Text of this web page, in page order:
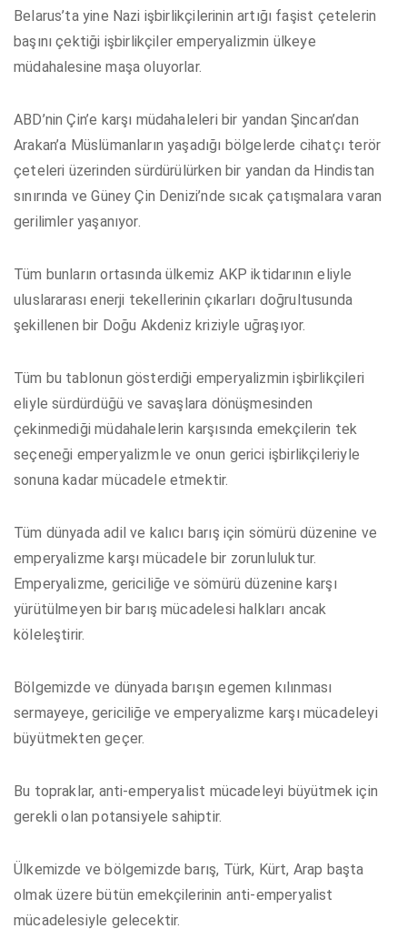
Belarus’ta yine Nazi işbirlikçilerinin artığı faşist çetelerin
başını çektiği işbirlikçiler emperyalizmin ülkeye
müdahalesine maşa oluyorlar.
ABD’nin Çin’e karşı müdahaleleri bir yandan Şincan’dan
Arakan’a Müslümanların yaşadığı bölgelerde cihatçı terör
çeteleri üzerinden sürdürülürken bir yandan da Hindistan
sınırında ve Güney Çin Denizi’nde sıcak çatışmalara varan
gerilimler yaşanıyor.
Tüm bunların ortasında ülkemiz AKP iktidarının eliyle
uluslararası enerji tekellerinin çıkarları doğrultusunda
şekillenen bir Doğu Akdeniz kriziyle uğraşıyor.
Tüm bu tablonun gösterdiği emperyalizmin işbirlikçileri
eliyle sürdürdüğü ve savaşlara dönüşmesinden
çekinmediği müdahalelerin karşısında emekçilerin tek
seçeneği emperyalizmle ve onun gerici işbirlikçileriyle
sonuna kadar mücadele etmektir.
Tüm dünyada adil ve kalıcı barış için sömürü düzenine ve
emperyalizme karşı mücadele bir zorunluluktur.
Emperyalizme, gericiliğe ve sömürü düzenine karşı
yürütülmeyen bir barış mücadelesi halkları ancak
köleleştirir.
Bölgemizde ve dünyada barışın egemen kılınması
sermayeye, gericiliğe ve emperyalizme karşı mücadeleyi
büyütmekten geçer.
Bu topraklar, anti-emperyalist mücadeleyi büyütmek için
gerekli olan potansiyele sahiptir.
Ülkemizde ve bölgemizde barış, Türk, Kürt, Arap başta
olmak üzere bütün emekçilerinin anti-emperyalist
mücadelesiyle gelecektir.